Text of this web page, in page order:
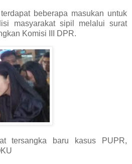
beberapa masukan untuk
masyarakat sipil melalui surat
Komisi III DPR.
tersangka baru kasus PUPR,